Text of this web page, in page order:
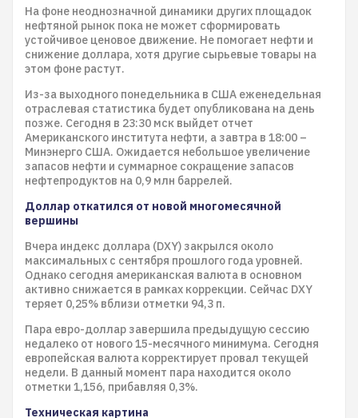
На фоне неоднозначной динамики других площадок
нефтяной рынок пока не может сформировать
устойчивое ценовое движение. Не помогает нефти и
снижение доллара, хотя другие сырьевые товары на
этом фоне растут.
Из-за выходного понедельника в США еженедельная
отраслевая статистика будет опубликована на день
позже. Сегодня в 23:30 мск выйдет отчет
Американского института нефти, а завтра в 18:00 –
Минэнерго США. Ожидается небольшое увеличение
запасов нефти и суммарное сокращение запасов
нефтепродуктов на 0,9 млн баррелей.
Доллар откатился от новой многомесячной
вершины
Вчера индекс доллара (DXY) закрылся около
максимальных с сентября прошлого года уровней.
Однако сегодня американская валюта в основном
активно снижается в рамках коррекции. Сейчас DXY
теряет 0,25% вблизи отметки 94,3 п.
Пара евро-доллар завершила предыдущую сессию
недалеко от нового 15-месячного минимума. Сегодня
европейская валюта корректирует провал текущей
недели. В данный момент пара находится около
отметки 1,156, прибавляя 0,3%.
Техническая картина